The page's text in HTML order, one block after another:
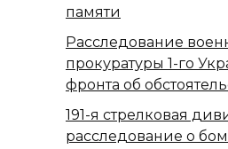
памяти
Расследование
прокуратуры 1-го
фронта об
191-я стрелковая
расследование о